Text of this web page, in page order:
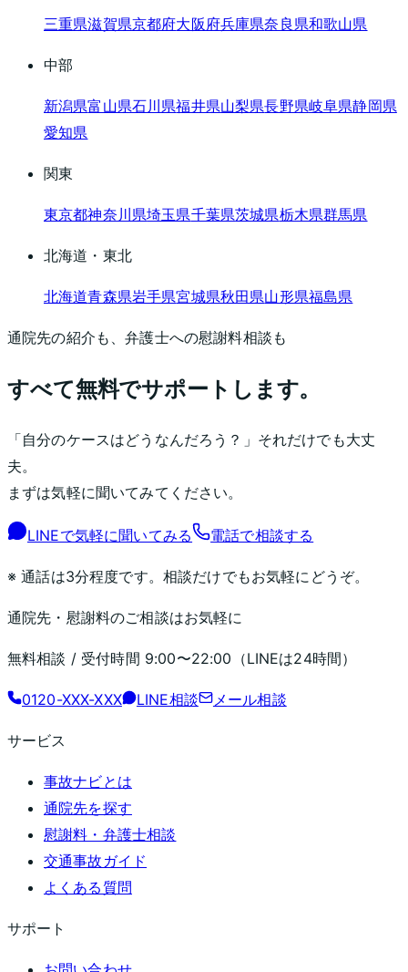
三重県滋賀県京都府大阪府兵庫県奈良県和歌山県
中部
新潟県富山県石川県福井県山梨県長野県岐阜県静岡県
愛知県
関東
東京都神奈川県埼玉県千葉県茨城県栃木県群馬県
北海道・東北
北海道青森県岩手県宮城県秋田県山形県福島県
通院先の紹介も、弁護士への慰謝料相談も
すべて無料でサポートします。
「自分のケースはどうなんだろう？」それだけでも大丈
夫。
まずは気軽に聞いてみてください。
LINEで気軽に聞いてみる 電話で相談する
※ 通話は3分程度です。相談だけでもお気軽にどうぞ。
通院先・慰謝料のご相談はお気軽に
無料相談 / 受付時間 9:00〜22:00 （LINEは24時間）
0120-XXX-XXX LINE相談 メール相談
サービス
事故ナビとは
通院先を探す
慰謝料・弁護士相談
交通事故ガイド
よくある質問
サポート